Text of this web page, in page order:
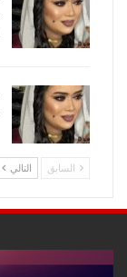
السابق التالي